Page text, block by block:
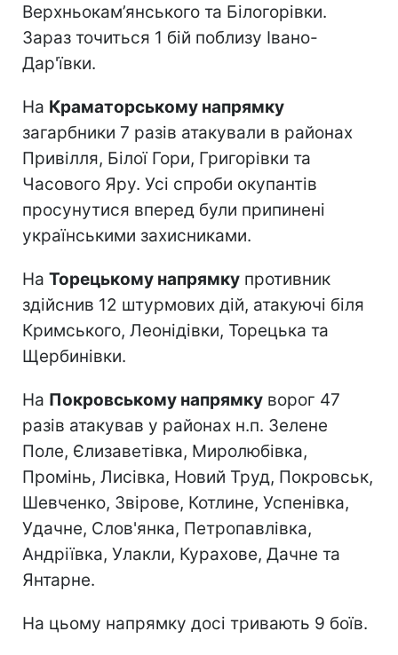
Верхньокам’янського та Білогорівки.
Зараз точиться 1 бій поблизу Івано-
Дар'ївки.
На Краматорському напрямку
загарбники 7 разів атакували в районах
Привілля, Білої Гори, Григорівки та
Часового Яру. Усі спроби окупантів
просунутися вперед були припинені
українськими захисниками.
На Торецькому напрямку противник
здійснив 12 штурмових дій, атакуючі біля
Кримського, Леонідівки, Торецька та
Щербинівки.
На Покровському напрямку ворог 47
разів атакував у районах н.п. Зелене
Поле, Єлизаветівка, Миролюбівка,
Промінь, Лисівка, Новий Труд, Покровськ,
Шевченко, Звірове, Котлине, Успенівка,
Удачне, Слов'янка, Петропавлівка,
Андріївка, Улакли, Курахове, Дачне та
Янтарне.
На цьому напрямку досі тривають 9 боїв.